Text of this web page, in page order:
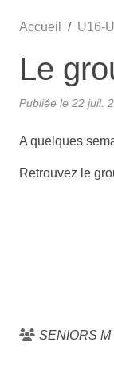
Accueil U16-
Le
Publiée le 22 juil.
A quelques
Retrouvez le
SENIORS M